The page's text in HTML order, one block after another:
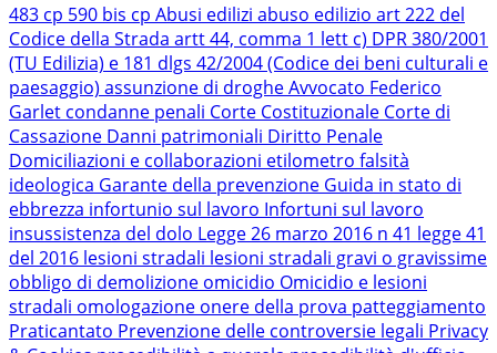
483 cp 590 bis cp Abusi edilizi abuso edilizio art 222 del
Codice della Strada artt 44, comma 1 lett c) DPR 380/2001
(TU Edilizia) e 181 dlgs 42/2004 (Codice dei beni culturali e
paesaggio) assunzione di drogheAvvocato Federico
Garlet condanne penali Corte Costituzionale Corte di
Cassazione Danni patrimoniali Diritto Penale
Domiciliazioni e collaborazioni etilometro falsità
ideologica Garante della prevenzione Guida in stato di
ebbrezza infortunio sul lavoro Infortuni sul lavoro
insussistenza del dolo Legge 26 marzo 2016 n 41 legge 41
del 2016 lesioni stradali lesioni stradali gravi o gravissime
obbligo di demolizione omicidio Omicidio e lesioni
stradali omologazione onere della prova patteggiamento
Praticantato Prevenzione delle controversie legali Privacy